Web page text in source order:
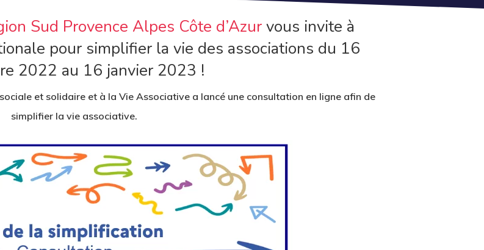
Sud Provence Alpes Côte d’Azur vous invite à
pour simplifier la vie des associations du 16
2022 au 16 janvier 2023 !
sociale et solidaire et à la Vie Associative a lancé une consultation en ligne afin de
simplifier la vie associative.